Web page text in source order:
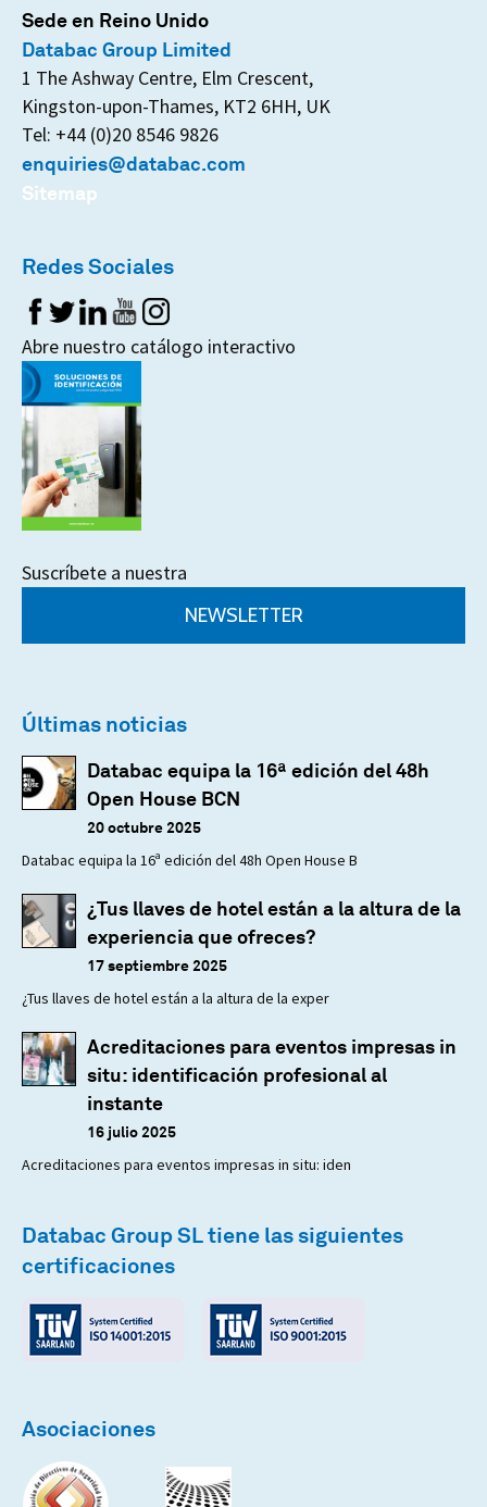
Sede en Reino Unido
Databac Group Limited
1 The Ashway Centre, Elm Crescent,
Kingston-upon-Thames, KT2 6HH, UK
Tel: +44 (0)20 8546 9826
enquiries@databac.com
Sitemap
Redes Sociales
Abre nuestro catálogo interactivo
Suscríbete a nuestra
NEWSLETTER
Últimas noticias
Databac equipa la 16ª edición del 48h
Open House BCN
20 octubre 2025
Databac equipa la 16ª edición del 48h Open House B
¿Tus llaves de hotel están a la altura de la
experiencia que ofreces?
17 septiembre 2025
¿Tus llaves de hotel están a la altura de la exper
Acreditaciones para eventos impresas in
situ: identificación profesional al
instante
16 julio 2025
Acreditaciones para eventos impresas in situ: iden
Databac Group SL tiene las siguientes
certificaciones
Asociaciones